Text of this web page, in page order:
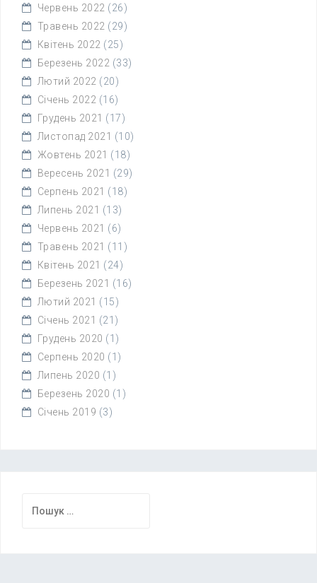
Червень 2022 (26)
Травень 2022 (29)
Квітень 2022 (25)
Березень 2022 (33)
Лютий 2022 (20)
Січень 2022 (16)
Грудень 2021 (17)
Листопад 2021 (10)
Жовтень 2021 (18)
Вересень 2021 (29)
Серпень 2021 (18)
Липень 2021 (13)
Червень 2021 (6)
Травень 2021 (11)
Квітень 2021 (24)
Березень 2021 (16)
Лютий 2021 (15)
Січень 2021 (21)
Грудень 2020 (1)
Серпень 2020 (1)
Липень 2020 (1)
Березень 2020 (1)
Січень 2019 (3)